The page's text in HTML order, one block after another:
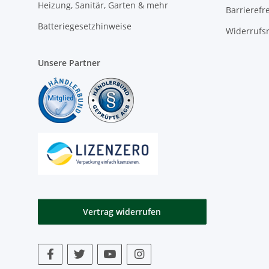
Heizung, Sanitär, Garten & mehr
Batteriegesetzhinweise
Unsere Partner
Vertrag widerrufen